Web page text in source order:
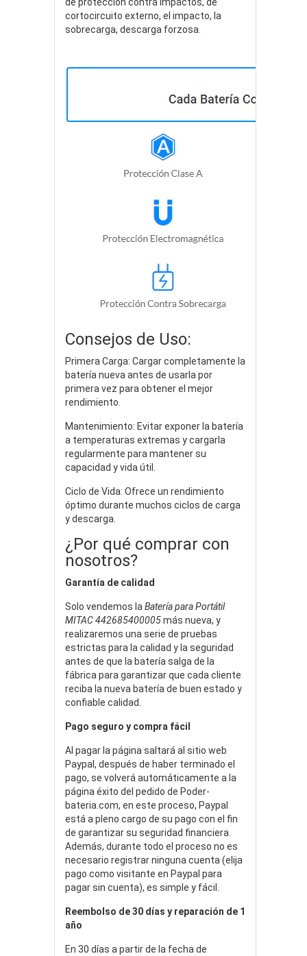
cortocircuito externo, el impacto, la
sobrecarga, descarga forzosa.
Consejos de Uso:
Primera Carga: Cargar completamente la
batería nueva antes de usarla por
primera vez para obtener el mejor
rendimiento.
Mantenimiento: Evitar exponer la batería
a temperaturas extremas y cargarla
regularmente para mantener su
capacidad y vida útil.
Ciclo de Vida: Ofrece un rendimiento
óptimo durante muchos ciclos de carga
y descarga.
¿Por qué comprar con
nosotros?
Garantía de calidad
Solo vendemos la Batería para Portátil
MITAC 442685400005más nueva, y
realizaremos una serie de pruebas
estrictas para la calidad y la seguridad
antes de que la batería salga de la
fábrica para garantizar que cada cliente
reciba la nueva batería de buen estado y
confiable calidad.
Pago seguro y compra fácil
Al pagar la página saltará al sitio web
Paypal, después de haber terminado el
pago, se volverá automáticamente a la
página éxito del pedido de Poder-
bateria.com, en este proceso, Paypal
está a pleno cargo de su pago con el fin
de garantizar su seguridad financiera.
Además, durante todo el proceso no es
necesario registrar ninguna cuenta (elija
pago como visitante en Paypal para
pagar sin cuenta), es simple y fácil.
Reembolso de 30 días y reparación de 1
año
En 30 días a partir de la fecha de